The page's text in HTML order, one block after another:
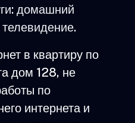
домашний
в квартиру по
дом 128, не
по
интернета и